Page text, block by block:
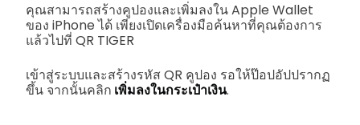
คุณสามารถสร้างคูปองและเพิ่มลงใน Apple Wallet
ของ iPhone ได้ เพียงเปิดเครื่องมือค้นหาที่คุณต้องการ
แล้วไปที่ QR TIGER
เข้าสู่ระบบและสร้างรหัส QR คูปอง รอให้ป๊อปอัปปรากฏ
ขึ้น จากนั้นคลิก เพิ่มลงในกระเป๋าเงิน.